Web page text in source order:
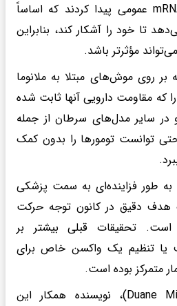
استفاده از یک واکسن mRNA عمومی پیدا کردند که اساساً
تا خود را آشکار کند، بنابراین
مؤثرتر باشد.
روی موش‌های مبتلا به ملانوما
که مقاومت دارویی آنها ثابت شده
در سایر مدل‌های سرطان از جمله
توانست تومورها را بدون کمک
به طور فزاینده‌ای به سمت پزشکی
دقیق در کانون توجه حرکت
است. تحقیقات قبلی بیشتر بر
تنظیم یک واکسن خاص برای
متمرکز بوده است.
دکتر دوان میچل(Duane Mitchell)، نویسنده همکار این